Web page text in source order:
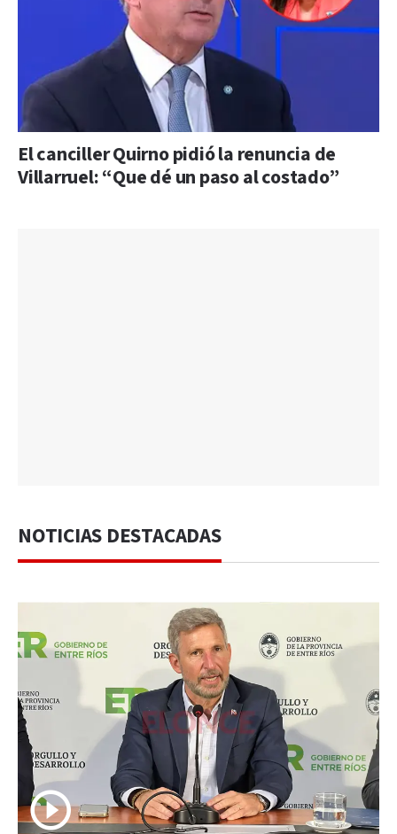
El canciller Quirno pidió la renuncia de
Villarruel: “Que dé un paso al costado”
NOTICIAS DESTACADAS